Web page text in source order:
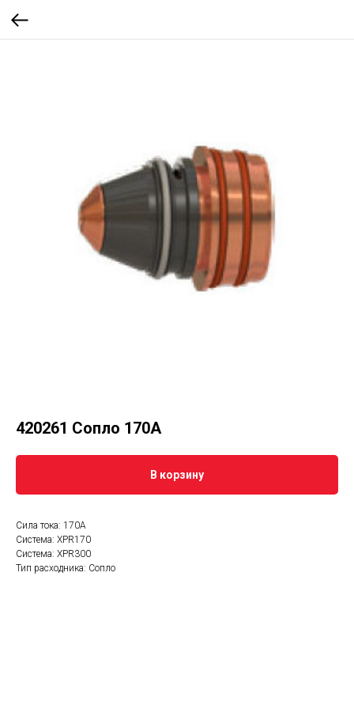
420261 Сопло 170А
В корзину
Сила тока: 170A
Система: XPR170
Система: XPR300
Тип расходника: Сопло